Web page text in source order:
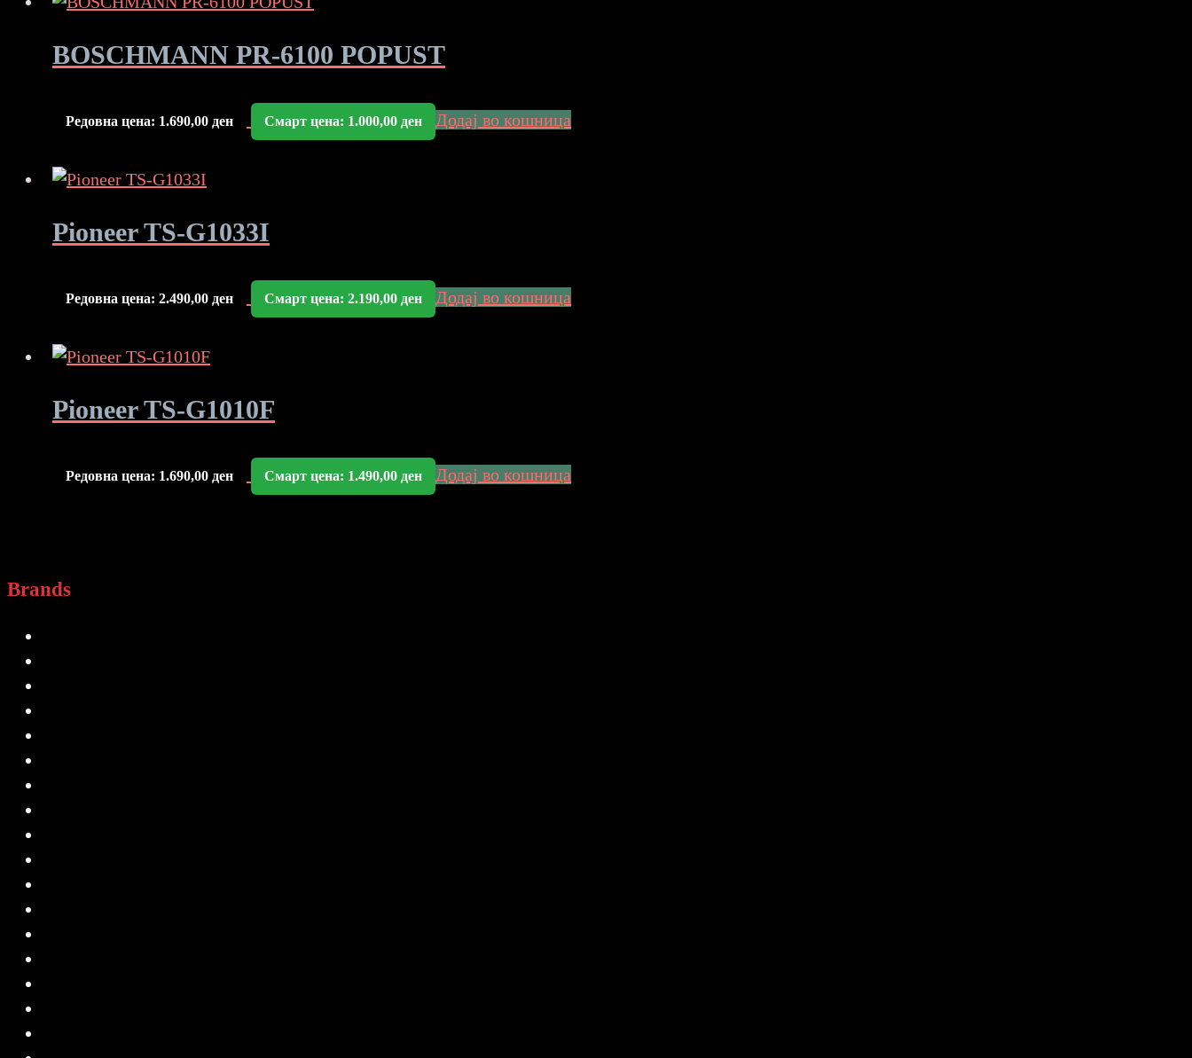
BOSCHMANN PR-6100 POPUST
Редовна цена: 1.690,00 ден Смарт цена: 1.000,00 ден Додај во кошница
Pioneer TS-G1033I
Редовна цена: 2.490,00 ден Смарт цена: 2.190,00 ден Додај во кошница
Pioneer TS-G1010F
Редовна цена: 1.690,00 ден Смарт цена: 1.490,00 ден Додај во кошница
Brands